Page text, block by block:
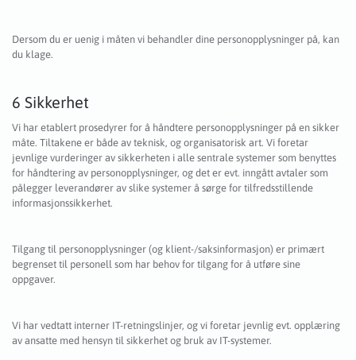
Dersom du er uenig i måten vi behandler dine personopplysninger på, kan
du klage.
6 Sikkerhet
Vi har etablert prosedyrer for å håndtere personopplysninger på en sikker
måte. Tiltakene er både av teknisk, og organisatorisk art. Vi foretar
jevnlige vurderinger av sikkerheten i alle sentrale systemer som benyttes
for håndtering av personopplysninger, og det er evt. inngått avtaler som
pålegger leverandører av slike systemer å sørge for tilfredsstillende
informasjonssikkerhet.
Tilgang til personopplysninger (og klient-/saksinformasjon) er primært
begrenset til personell som har behov for tilgang for å utføre sine
oppgaver.
Vi har vedtatt interner IT-retningslinjer, og vi foretar jevnlig evt. opplæring
av ansatte med hensyn til sikkerhet og bruk av IT-systemer.